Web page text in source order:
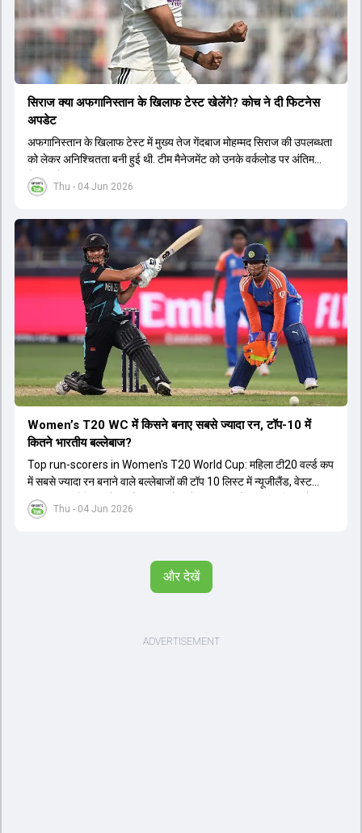
Thu - 04 Jun 2026
सिराज क्या अफगान‍िस्तान के ख‍िलाफ टेस्ट खेलेंगे? कोच ने दी फिटनेस
अपडेट
अफगान‍िस्तान के ख‍िलाफ टेस्ट में मुख्य तेज गेंदबाज मोहम्मद सिराज की उपलब्धता
को लेकर अनिश्चितता बनी हुई थी. टीम मैनेजमेंट को उनके वर्कलोड पर अंतिम
फैसला लेना था.
Thu - 04 Jun 2026
Women’s T20 WC में किसने बनाए सबसे ज्यादा रन, टॉप-10 में
कितने भारतीय बल्लेबाज?
Top run-scorers in Women's T20 World Cup: महिला टी20 वर्ल्ड कप
में सबसे ज्यादा रन बनाने वाले बल्लेबाजों की टॉप 10 लिस्ट में न्यूजीलैंड, वेस्ट
इंडीज, ऑस्ट्रेलिया और इंग्लैंड की बल्लेबाजों का दबदबा है. टॉप 10 लिस्ट में तीन
ऑस्ट्रेलियाई खिलाड़ी शामिल हैं. न्यूजीलैंड की दो और वेस्ट इंडीज की दो खिलाड़ी
और देखें